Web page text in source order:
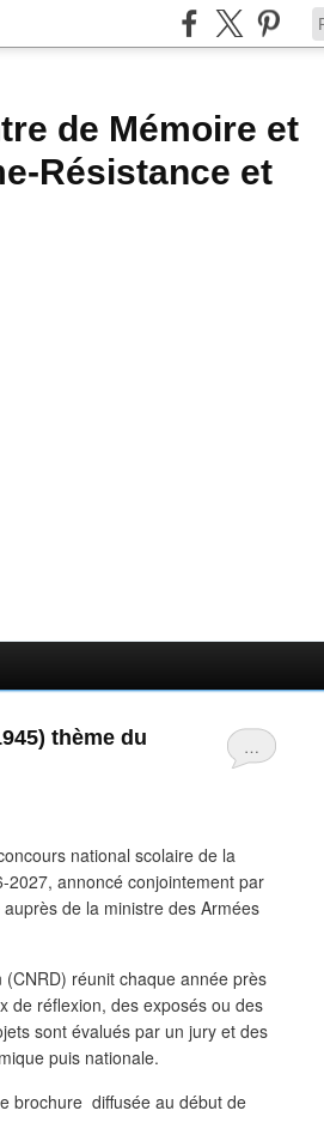
de Mémoire et
Résistance et
…
thème du
national scolaire de la
2027, annoncé conjointement par
de la ministre des Armées
réunit chaque année près
de réflexion, des exposés ou des
sont évalués par un jury et des
puis nationale.
brochure diffusée au début de